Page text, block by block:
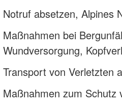
Notruf absetzen, Alpines
Maßnahmen bei
Wundversorgung,
Transport von Verletzten
Maßnahmen zum Schutz